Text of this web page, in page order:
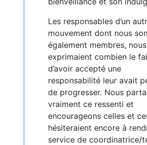
Les responsables d’un
mouvement dont nous
également membres, nous
exprimaient combien le
d’avoir accepté une
responsabilité leur avait
de progresser. Nous
vraiment ce ressenti et
encourageons celles et
hésiteraient encore à
service de coordinatrice/